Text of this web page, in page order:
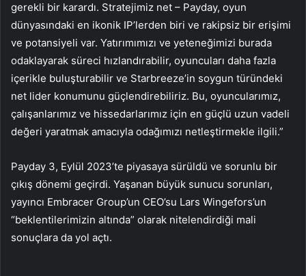
gerekli bir karardı. Stratejimiz net – Payday, oyun
dünyasındaki en ikonik IP’lerden biri ve rakipsiz bir erişimi
ve potansiyeli var. Yatırımımızı ve yeteneğimizi burada
odaklayarak süreci hızlandırabilir, oyuncuları daha fazla
içerikle buluşturabilir ve Starbreeze’in soygun türündeki
net lider konumunu güçlendirebiliriz. Bu, oyuncularımız,
çalışanlarımız ve hissedarlarımız için en güçlü uzun vadeli
değeri yaratmak amacıyla odağımızı netleştirmekle ilgili.”
Payday 3, Eylül 2023’te piyasaya sürüldü ve sorunlu bir
çıkış dönemi geçirdi. Yaşanan büyük sunucu sorunları,
yayıncı Embracer Group’un CEO’su Lars Wingefors’un
“beklentilerimizin altında” olarak nitelendirdiği mali
sonuçlara da yol açtı.